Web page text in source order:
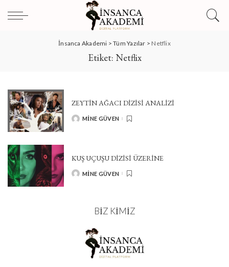
İnsanca Akademi >Tüm Yazılar > Netflix
Etiket: Netflix
ZEYTIN AĞACI DIZISI ANALIZI
POSTED
MINE GÜVEN
KUŞ UÇUŞU DİZİSİ ÜZERİNE
POSTED
MINE GÜVEN
BIZ KIMIZ